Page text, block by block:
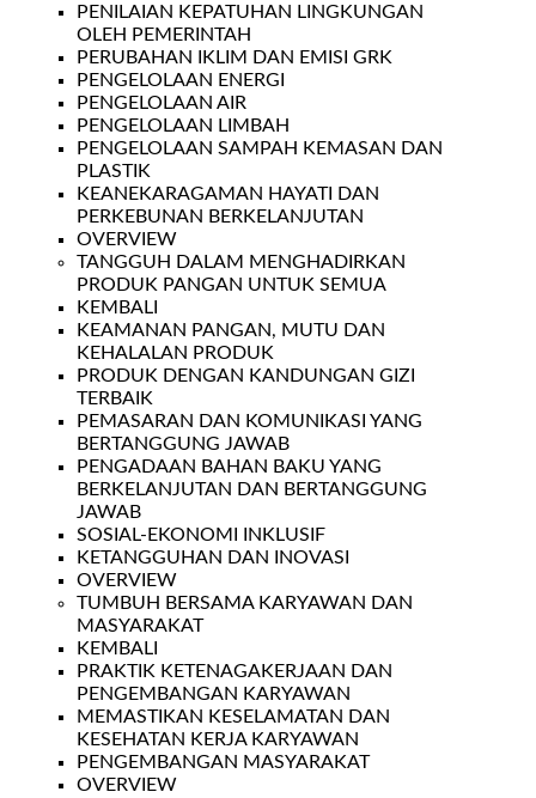
PENILAIAN KEPATUHAN LINGKUNGAN
OLEH PEMERINTAH
PERUBAHAN IKLIM DAN EMISI GRK
PENGELOLAAN ENERGI
PENGELOLAAN AIR
PENGELOLAAN LIMBAH
PENGELOLAAN SAMPAH KEMASAN DAN
PLASTIK
KEANEKARAGAMAN HAYATI DAN
PERKEBUNAN BERKELANJUTAN
OVERVIEW
TANGGUH DALAM MENGHADIRKAN
PRODUK PANGAN UNTUK SEMUA
KEMBALI
KEAMANAN PANGAN, MUTU DAN
KEHALALAN PRODUK
PRODUK DENGAN KANDUNGAN GIZI
TERBAIK
PEMASARAN DAN KOMUNIKASI YANG
BERTANGGUNG JAWAB
PENGADAAN BAHAN BAKU YANG
BERKELANJUTAN DAN BERTANGGUNG
JAWAB
SOSIAL-EKONOMI INKLUSIF
KETANGGUHAN DAN INOVASI
OVERVIEW
TUMBUH BERSAMA KARYAWAN DAN
MASYARAKAT
KEMBALI
PRAKTIK KETENAGAKERJAAN DAN
PENGEMBANGAN KARYAWAN
MEMASTIKAN KESELAMATAN DAN
KESEHATAN KERJA KARYAWAN
PENGEMBANGAN MASYARAKAT
OVERVIEW